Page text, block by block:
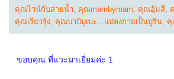
คุณไวน์กับสายน้ำ, คุณmambymam, คุณอุ้มสี,
คุณเรียวรุ้ง, คุณบาบิบูเบะ...แปลงกายเป็นบูริน, คุ
ขอบคุณ ที่แวะมาเยี่ยมค่ะ 1